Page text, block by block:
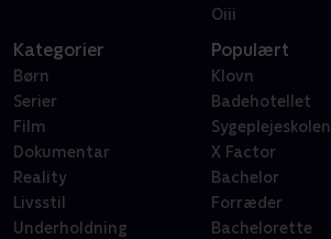
Oiii
Kategorier
Børn
Serier
Film
Dokumentar
Reality
Livsstil
Underholdning
Populært
Klovn
Badehotellet
Sygeplejeskolen
X Factor
Bachelor
Forræder
Bachelorette